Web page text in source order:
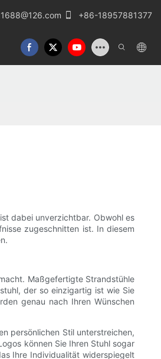
+86-18957881377
dabei unverzichtbar. Obwohl es
zugeschnitten ist. In diesem
Maßgefertigte Strandstühle
der so einzigartig ist wie Sie
genau nach Ihren Wünschen
persönlichen Stil unterstreichen,
können Sie Ihren Stuhl sogar
Ihre Individualität widerspiegelt